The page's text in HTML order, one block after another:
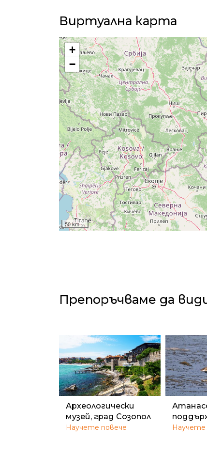
Виртуална карта
+
−
50 km
Препоръчваме да
Археологически
музей, град Созопол
Научете повече Научете